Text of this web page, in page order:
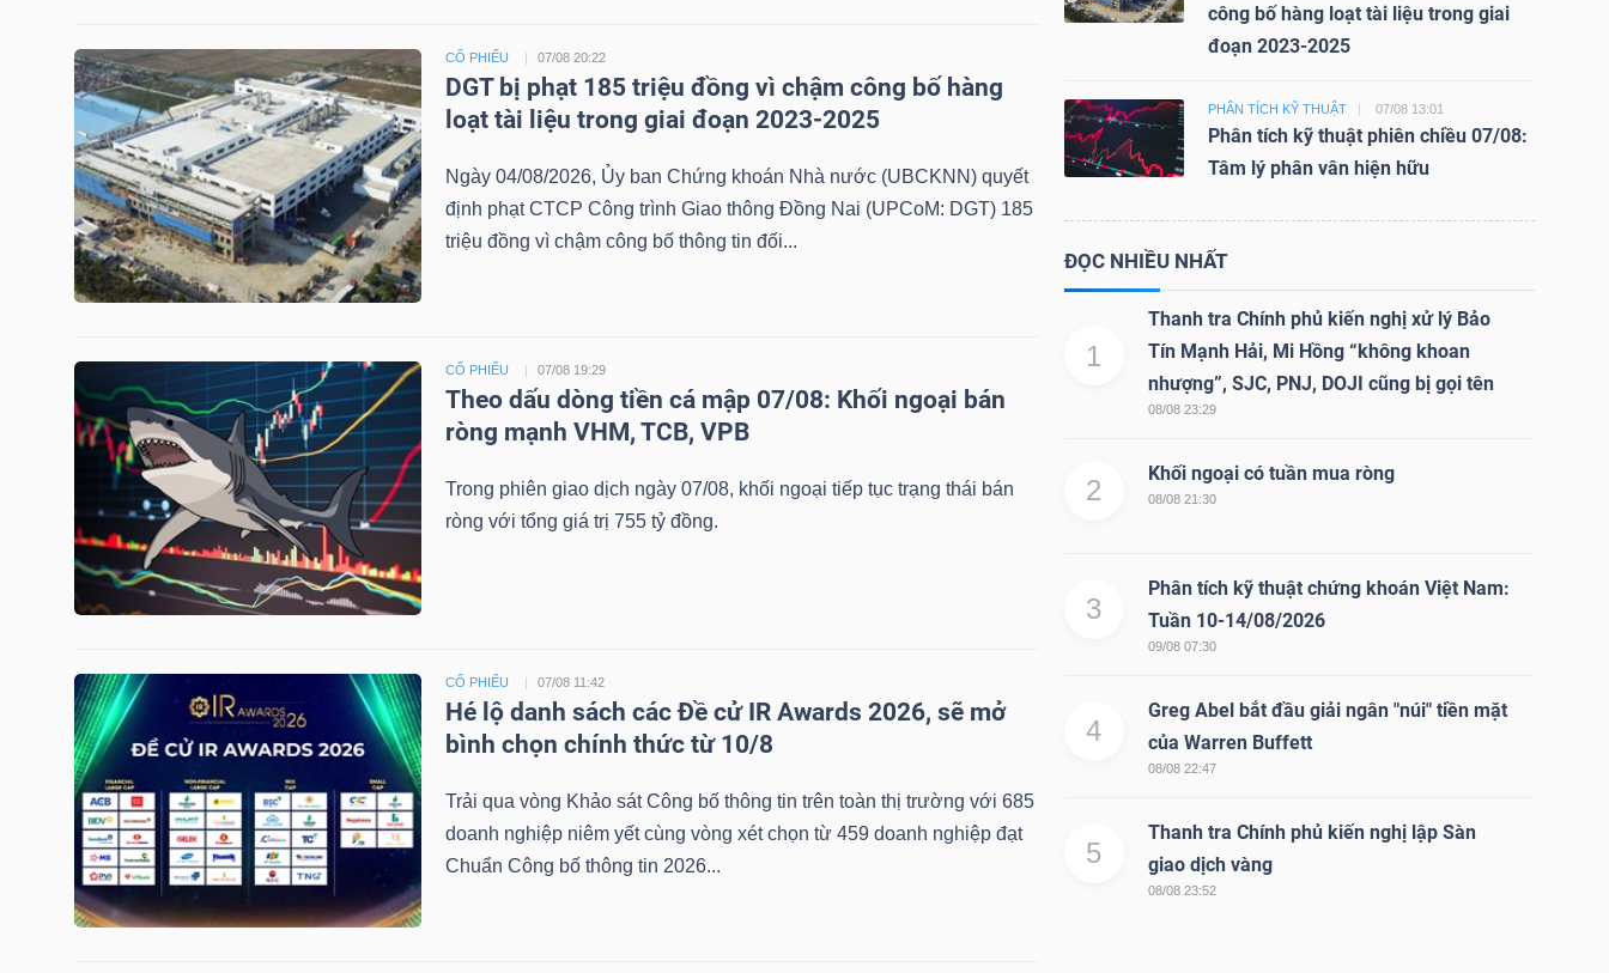
CỔ PHIẾU 07/08 20:22
DGT bị phạt 185 triệu đồng vì chậm công bố hàng
loạt tài liệu trong giai đoạn 2023-2025
Ngày 04/08/2026, Ủy ban Chứng khoán Nhà nước (UBCKNN) quyết
định phạt CTCP Công trình Giao thông Đồng Nai (UPCoM: DGT) 185
triệu đồng vì chậm công bố thông tin đối...
CỔ PHIẾU 07/08 19:29
Theo dấu dòng tiền cá mập 07/08: Khối ngoại bán
ròng mạnh VHM, TCB, VPB
Trong phiên giao dịch ngày 07/08, khối ngoại tiếp tục trạng thái bán
ròng với tổng giá trị 755 tỷ đồng.
CỔ PHIẾU 07/08 11:42
Hé lộ danh sách các Đề cử IR Awards 2026, sẽ mở
bình chọn chính thức từ 10/8
Trải qua vòng Khảo sát Công bố thông tin trên toàn thị trường với 685
doanh nghiệp niêm yết cùng vòng xét chọn từ 459 doanh nghiệp đạt
Chuẩn Công bố thông tin 2026...
công bố hàng loạt tài liệu trong giai
đoạn 2023-2025
PHÂN TÍCH KỸ THUẬT 07/08 13:01
Phân tích kỹ thuật phiên chiều 07/08:
Tâm lý phân vân hiện hữu
ĐỌC NHIỀU NHẤT
1
Thanh tra Chính phủ kiến nghị xử lý Bảo
Tín Mạnh Hải, Mi Hồng “không khoan
nhượng”, SJC, PNJ, DOJI cũng bị gọi tên
08/08 23:29
2
Khối ngoại có tuần mua ròng
08/08 21:30
3
Phân tích kỹ thuật chứng khoán Việt Nam:
Tuần 10-14/08/2026
09/08 07:30
4
Greg Abel bắt đầu giải ngân "núi" tiền mặt
của Warren Buffett
08/08 22:47
5
Thanh tra Chính phủ kiến nghị lập Sàn
giao dịch vàng
08/08 23:52
SECTOR
NĂNG
LƯỢNG
NGUYÊN
LIỆU
NGHIỆP
TIÊU
DÙNG
KHÔNG